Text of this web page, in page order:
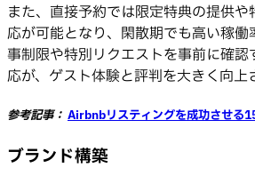
また、直接予約では限定特典の提供
応が可能となり、閑散期でも高い稼働
事制限や特別リクエストを事前に確
応が、ゲスト体験と評判を大きく向上
参考記事： Airbnbリスティングを成功させる
ブランド構築